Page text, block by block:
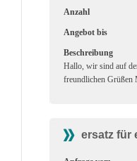
Anzahl
Angebot bis
Beschreibung
Hallo, wir sind auf
freundlichen Grüßen
ersatz für